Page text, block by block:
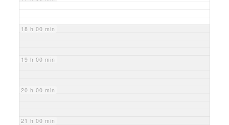
18 h 00 min
19 h 00 min
20 h 00 min
21 h 00 min